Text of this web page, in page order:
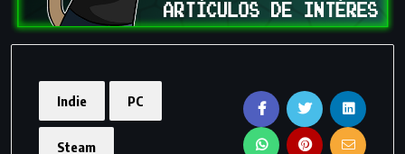
Indie PC
Steam